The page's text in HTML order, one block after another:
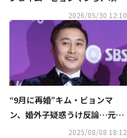
「懸賞手配」メディア配給試写
会に出席
2026/05/30 12:10
“9月に再婚”キム・ビョンマ
ン、婚外子疑惑うけ反論…元妻
の娘との養子縁組は解除
2025/08/08 18:12